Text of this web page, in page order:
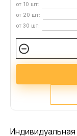
от 10 шт:
от 20 шт:
от 30 шт:
Индивидуальная